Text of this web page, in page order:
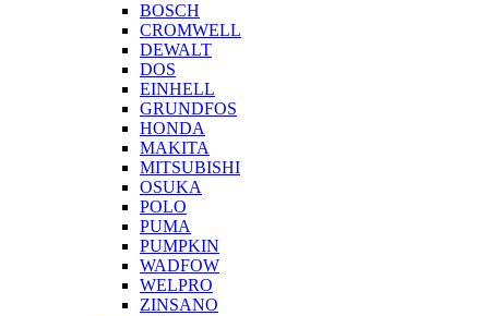
BOSCH
CROMWELL
DEWALT
DOS
EINHELL
GRUNDFOS
HONDA
MAKITA
MITSUBISHI
OSUKA
POLO
PUMA
PUMPKIN
WADFOW
WELPRO
ZINSANO